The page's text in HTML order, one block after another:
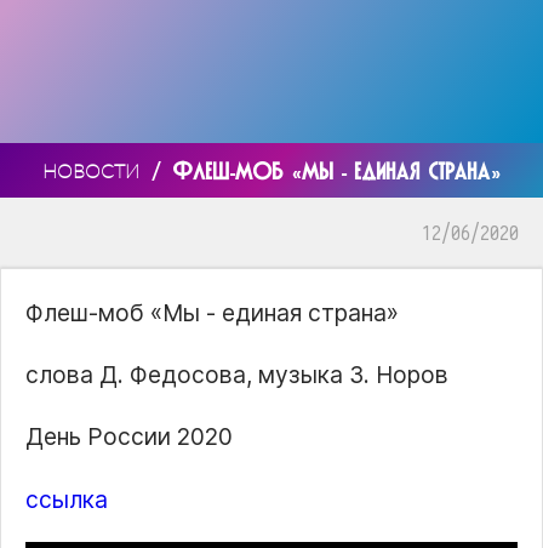
НОВОСТИ / ФЛЕШ-МОБ «МЫ - ЕДИНАЯ СТРАНА»
12/06/2020
Флеш-моб «Мы - единая страна»
слова Д. Федосова, музыка З. Норов
День России 2020
ссылка